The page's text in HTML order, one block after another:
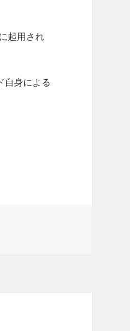
起用され
自身による